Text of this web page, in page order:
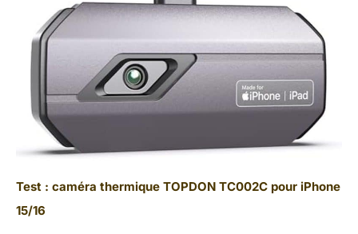
Test : caméra thermique TOPDON TC002C pour iPhone
15/16